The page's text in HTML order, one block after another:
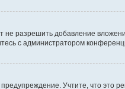
разрешить добавление
с администратором
Учтите, что это